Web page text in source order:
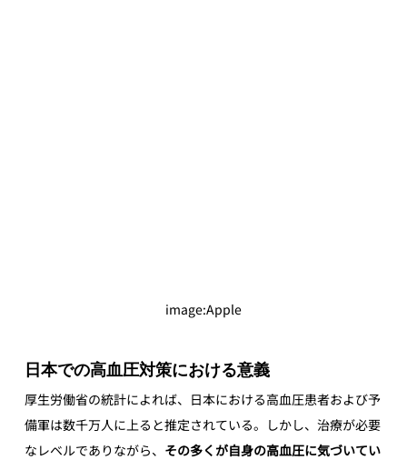
image:Apple
日本での高血圧対策における意義
厚生労働省の統計によれば、日本における高血圧患者および予
備軍は数千万人に上ると推定されている。しかし、治療が必要
なレベルでありながら、 その多くが自身の高血圧に気づいてい